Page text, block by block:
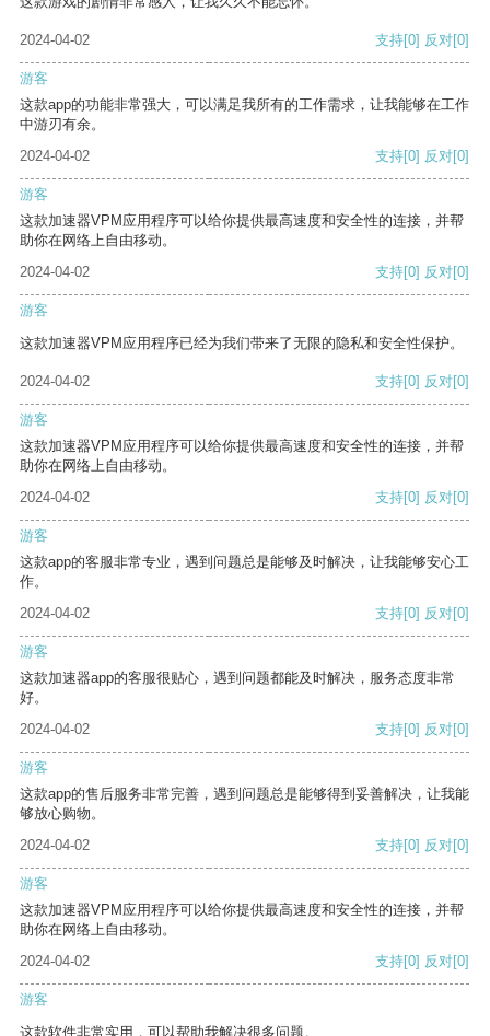
2024-04-02 支持[0] 反对[0]
游客
这款app的功能非常强大，可以满足我所有的工作需求，让我能够在工作
中游刃有余。
2024-04-02
支持[0] 反对[0]
游客
这款加速器VPM应用程序可以给你提供最高速度和安全性的连接，并帮
助你在网络上自由移动。
2024-04-02
支持[0] 反对[0]
游客
这款加速器VPM应用程序已经为我们带来了无限的隐私和安全性保护。
2024-04-02 支持[0] 反对[0]
游客
这款加速器VPM应用程序可以给你提供最高速度和安全性的连接，并帮
助你在网络上自由移动。
2024-04-02
支持[0] 反对[0]
游客
这款app的客服非常专业，遇到问题总是能够及时解决，让我能够安心工
作。
2024-04-02
支持[0] 反对[0]
游客
这款加速器app的客服很贴心，遇到问题都能及时解决，服务态度非常
好。
2024-04-02
支持[0] 反对[0]
游客
这款app的售后服务非常完善，遇到问题总是能够得到妥善解决，让我能
够放心购物。
2024-04-02
支持[0] 反对[0]
游客
这款加速器VPM应用程序可以给你提供最高速度和安全性的连接，并帮
助你在网络上自由移动。
2024-04-02
支持[0] 反对[0]
游客
这款软件非常实用，可以帮助我解决很多问题。